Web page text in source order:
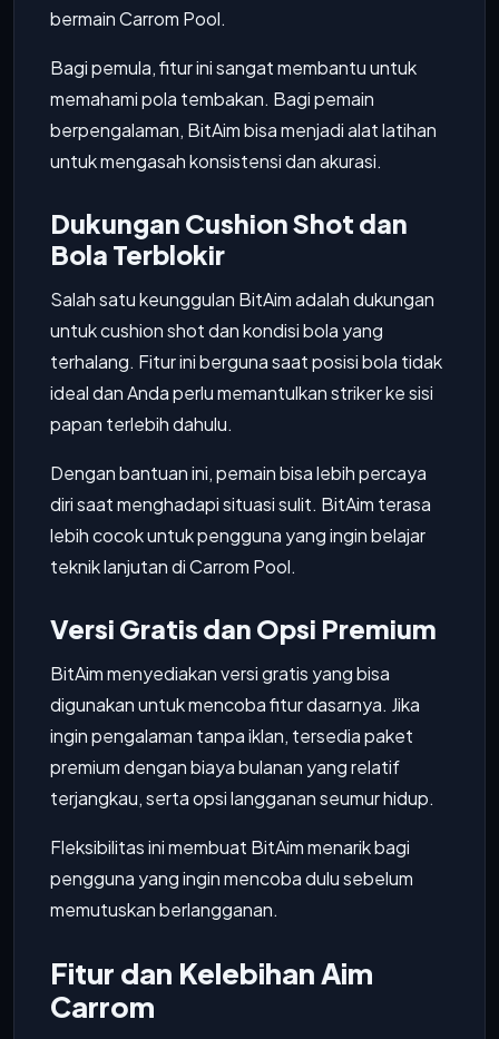
bermain Carrom Pool.
Bagi pemula, fitur ini sangat membantu untuk
memahami pola tembakan. Bagi pemain
berpengalaman, BitAim bisa menjadi alat latihan
untuk mengasah konsistensi dan akurasi.
Dukungan Cushion Shot dan
Bola Terblokir
Salah satu keunggulan BitAim adalah dukungan
untuk cushion shot dan kondisi bola yang
terhalang. Fitur ini berguna saat posisi bola tidak
ideal dan Anda perlu memantulkan striker ke sisi
papan terlebih dahulu.
Dengan bantuan ini, pemain bisa lebih percaya
diri saat menghadapi situasi sulit. BitAim terasa
lebih cocok untuk pengguna yang ingin belajar
teknik lanjutan di Carrom Pool.
Versi Gratis dan Opsi Premium
BitAim menyediakan versi gratis yang bisa
digunakan untuk mencoba fitur dasarnya. Jika
ingin pengalaman tanpa iklan, tersedia paket
premium dengan biaya bulanan yang relatif
terjangkau, serta opsi langganan seumur hidup.
Fleksibilitas ini membuat BitAim menarik bagi
pengguna yang ingin mencoba dulu sebelum
memutuskan berlangganan.
Fitur dan Kelebihan Aim
Carrom